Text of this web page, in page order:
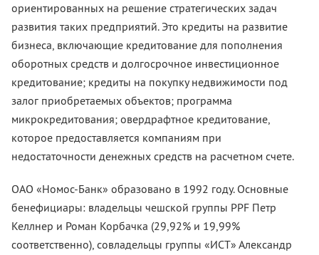
ориентированных на решение стратегических задач
развития таких предприятий. Это кредиты на развитие
бизнеса, включающие кредитование для пополнения
оборотных средств и долгосрочное инвестиционное
кредитование; кредиты на покупку недвижимости под
залог приобретаемых объектов; программа
микрокредитования; овердрафтное кредитование,
которое предоставляется компаниям при
недостаточности денежных средств на расчетном счете.
ОАО «Номос-Банк» образовано в 1992 году. Основные
бенефициары: владельцы чешской группы PPF Петр
Келлнер и Роман Корбачка (29,92% и 19,99%
соответственно), совладельцы группы «ИСТ» Александр